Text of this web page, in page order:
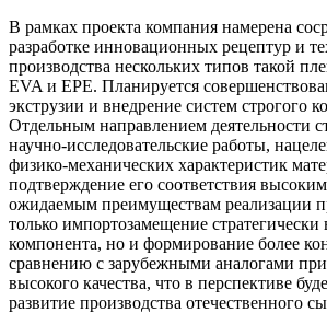
В рамках проекта компания намерена
разработке инновационных рецептур и
производства нескольких типов такой
EVA и EPE. Планируется
экструзии и внедрение систем строгого
Отдельным направлением деятельности
научно-исследовательские работы,
физико-механических характеристик
подтверждение его соответствия
ожидаемым преимуществам реализации
только импортозамещение стратегически
компонента, но и формирование более
сравнению с зарубежными аналогами
высокого качества, что в перспективе
развитие производства отечественного